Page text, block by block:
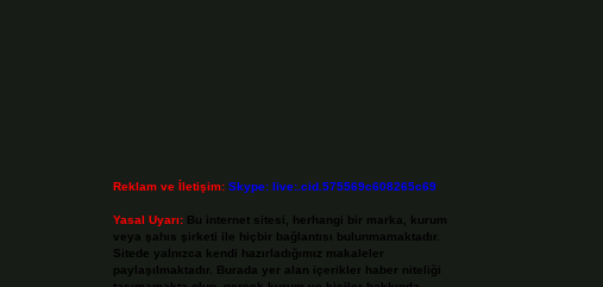
Reklam ve İletişim: Skype: live:.cid.575569c608265c69
Yasal Uyarı: Bu internet sitesi, herhangi bir marka, kurum
veya şahıs şirketi ile hiçbir bağlantısı bulunmamaktadır.
Sitede yalnızca kendi hazırladığımız makaleler
paylaşılmaktadır. Burada yer alan içerikler haber niteliği